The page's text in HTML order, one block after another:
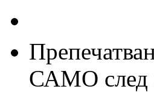
САМО след